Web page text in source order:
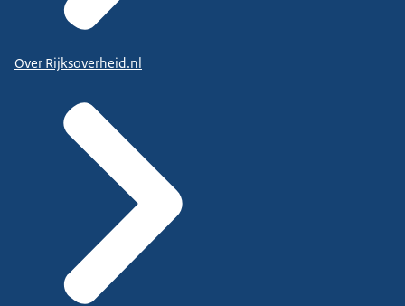
Over Rijksoverheid.nl